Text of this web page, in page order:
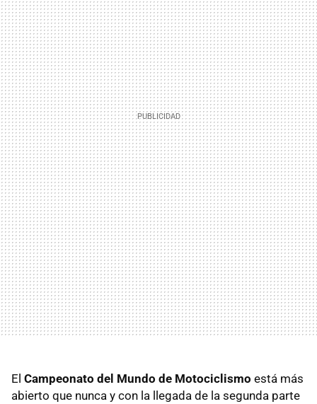
El Campeonato del Mundo de Motociclismo está más
abierto que nunca y con la llegada de la segunda parte